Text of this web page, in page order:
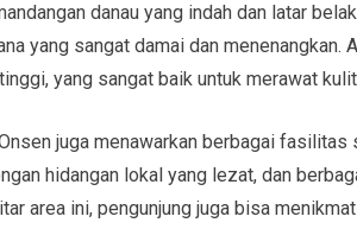
danau yang indah dan latar
yang sangat damai dan menenangkan.
yang sangat baik untuk merawat
juga menawarkan berbagai
hidangan lokal yang lezat, dan
area ini, pengunjung juga bisa